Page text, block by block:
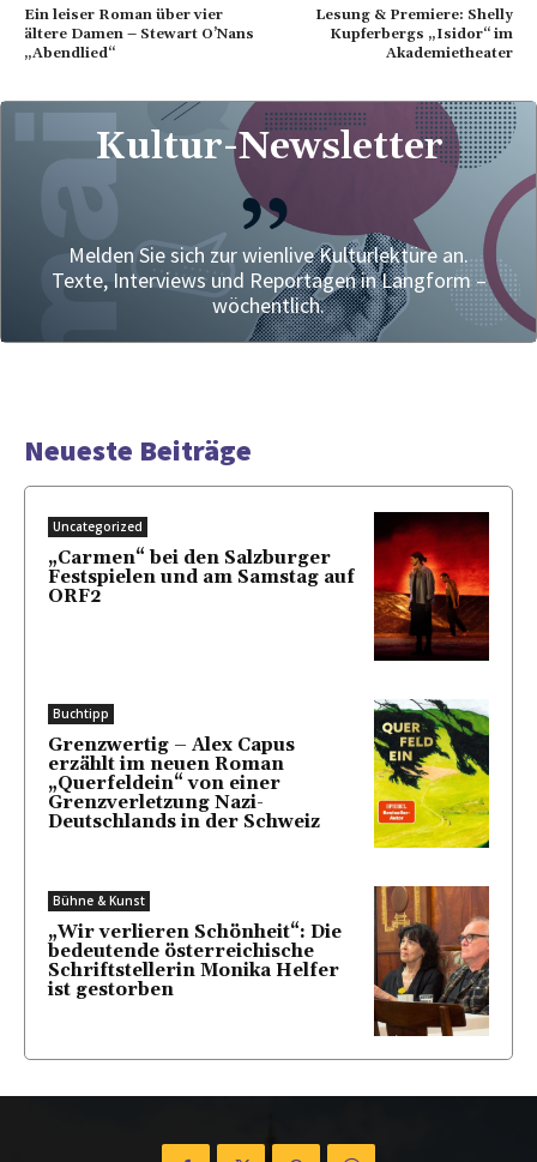
Ein leiser Roman über vier
ältere Damen – Stewart O’Nans
„Abendlied“
Lesung & Premiere: Shelly
Kupferbergs „Isidor“ im
Akademietheater
Kultur-Newsletter
Melden Sie sich zur wienlive Kulturlektüre an.
Texte, Interviews und Reportagen in Langform –
wöchentlich.
Neueste Beiträge
Uncategorized
„Carmen“ bei den Salzburger
Festspielen und am Samstag auf
ORF2
Buchtipp
Grenzwertig – Alex Capus
erzählt im neuen Roman
„Querfeldein“ von einer
Grenzverletzung Nazi-
Deutschlands in der Schweiz
Bühne & Kunst
„Wir verlieren Schönheit“: Die
bedeutende österreichische
Schriftstellerin Monika Helfer
ist gestorben